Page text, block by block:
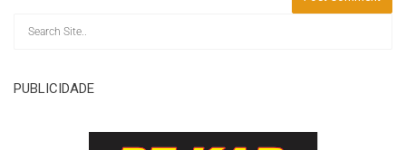
PUBLICIDADE